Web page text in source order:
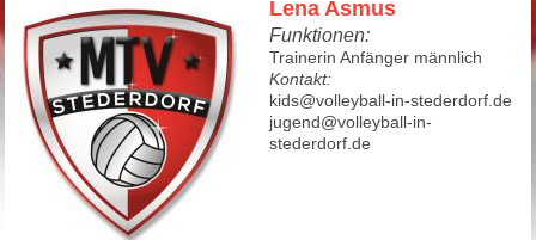
Lena Asmus
Funktionen:
Trainerin Anfänger männlich
Kontakt:
kids@volleyball-in-stederdorf.de
jugend@volleyball-in-
stederdorf.de